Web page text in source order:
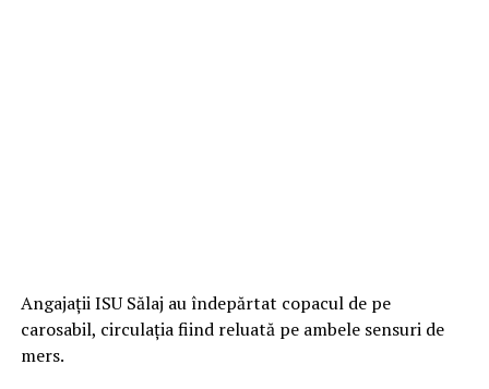
Angajații ISU Sălaj au îndepărtat copacul de pe
carosabil, circulaţia fiind reluată pe ambele sensuri de
mers.